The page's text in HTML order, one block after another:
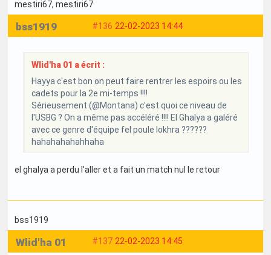
mestiri67, mestiri67
#136 22-02-2023 14:44
bss1919
Wlid'ha 01 a écrit :
Hayya c'est bon on peut faire rentrer les espoirs ou les
cadets pour la 2e mi-temps !!!!
Sérieusement (@Montana) c'est quoi ce niveau de
l'USBG ? On a même pas accéléré !!!! El Ghalya a galéré
avec ce genre d'équipe fel poule lokhra ??????
hahahahahahhaha
el ghalya a perdu l'aller et a fait un match nul le retour
bss1919
#137 22-02-2023 14:45
Wlid'ha 01